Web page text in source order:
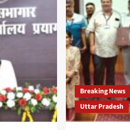
Breaking News
Uttar Pradesh